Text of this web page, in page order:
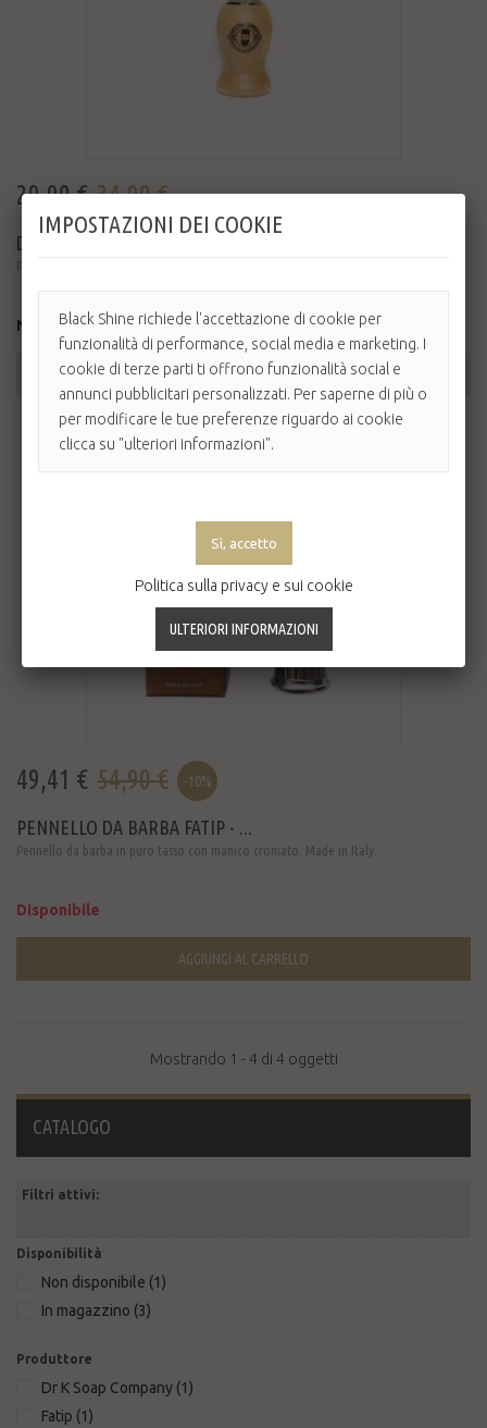
29,90 € 34,90 €
DR K WOODEN SHAVING BRUSH - ...
Pennello da barba in puro tasso e manico in legno.
Non disponibile
AGGIUNGI AL CARRELLO
49,41 € 54,90 € -10%
PENNELLO DA BARBA FATIP - ...
Pennello da barba in puro tasso con manico cromato. Made in Italy.
Disponibile
AGGIUNGI AL CARRELLO
Mostrando 1 - 4 di 4 oggetti
CATALOGO
Filtri attivi:
Disponibilità
Non disponibile (1)
In magazzino (3)
Produttore
Dr K Soap Company (1)
Fatip (1)
IMPOSTAZIONI DEI COOKIE
Black Shine richiede l'accettazione di cookie per
funzionalità di performance, social media e marketing. I
cookie di terze parti ti offrono funzionalità social e
annunci pubblicitari personalizzati. Per saperne di più o
per modificare le tue preferenze riguardo ai cookie
clicca su "ulteriori informazioni".
Politica sulla privacy e sui cookie